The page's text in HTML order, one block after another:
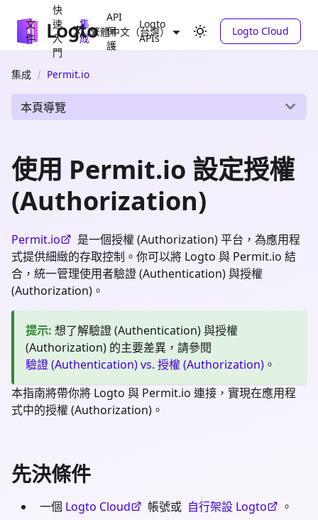
文
件
快
速
入
門
集
成
API
保
護
Logto
APIs
繁體中文（台灣） Logto Cloud
集成 Permit.io
本頁導覽
使用 Permit.io 設定授權
(Authorization)
Permit.io
是一個授權 (Authorization) 平台，為應用程
式提供細緻的存取控制。你可以將 Logto 與 Permit.io 結
合，統一管理使用者驗證 (Authentication) 與授權
(Authorization)。
提示: 想了解驗證 (Authentication) 與授權
(Authorization) 的主要差異，請參閱
驗證 (Authentication) vs. 授權 (Authorization) 。
本指南將帶你將 Logto 與 Permit.io 連接，實現在應用程
式中的授權 (Authorization)。
先決條件
一個 Logto Cloud 帳號或 自行架設 Logto
。